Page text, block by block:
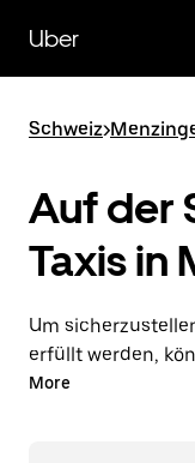
zum
Hauptinhalt
Uber
Schweiz>
Auf der
Taxis in
Um
erfüllt werden,
lizenzierte
More